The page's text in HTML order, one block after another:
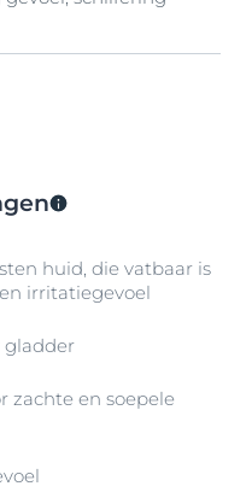
het jeukerige gevoel
met
en een jeukerig
de toestand van de
huid, die vatbaar is
irritatiegevoel
gladder
zachte en soepele